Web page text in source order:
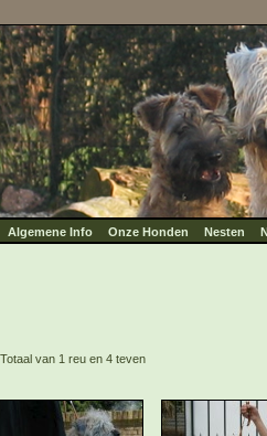
Algemene Info Onze Honden Nesten
van 1 reu en 4 teven